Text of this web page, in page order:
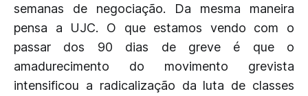
semanas de negociação. Da mesma maneira
pensa a UJC. O que estamos vendo com o
passar dos 90 dias de greve é que o
amadurecimento do movimento grevista
intensificou a radicalização da luta de classes